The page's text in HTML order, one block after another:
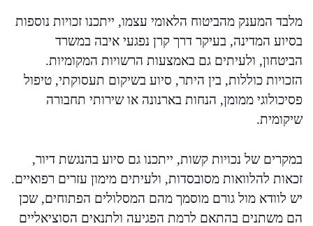
מלבד המענק מהביטוח הלאומי עצמו, ייתכנו זכויות נוספות
בסיוע המדינה, בעיקר דרך קרן נפגעי איבה במשרד
הביטחון, ולעיתים גם באמצעות הרשויות המקומיות.
הזכויות כוללות, בין היתר, סיוע בשיקום תעסוקתי, טיפול
פסיכולוגי ממומן, הנחות בארנונה או שירותי תחבורה
שיקומית.
במקרים של נכויות קשות, ייתכנו גם סיוע בהנגשת דיור,
זכאות להלוואות מסובסדות, ולעיתים מימון עזרים רפואיים.
יש לוודא מול גורם מוסמך מהם המסלולים הפתוחים, שכן
הם משתנים בהתאם לרמת הפגיעה ולתנאים הסוציאליים